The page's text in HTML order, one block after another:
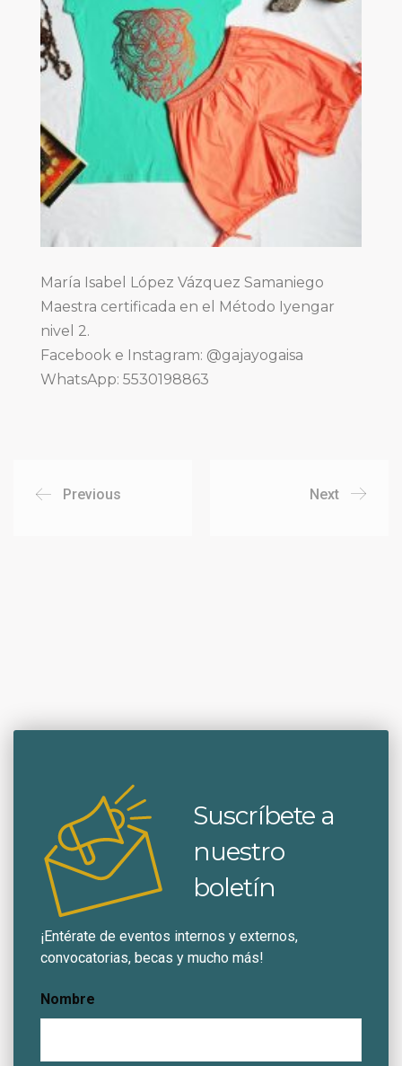
María Isabel López Vázquez Samaniego
Maestra certificada en el Método Iyengar
nivel 2.
Facebook e Instagram: @gajayogaisa
WhatsApp: 5530198863
Previous Next
Suscríbete a
nuestro
boletín
¡Entérate de eventos internos y externos,
convocatorias, becas y mucho más!
Nombre